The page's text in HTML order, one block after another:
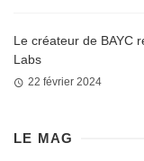
Le créateur de BAYC
Labs
22 février 2024
LE MAG